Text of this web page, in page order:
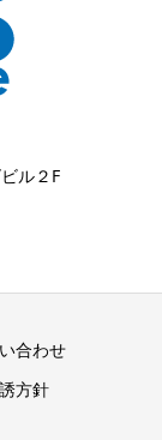
ル２F
合わせ
方針